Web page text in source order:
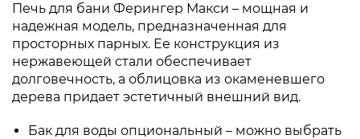
Печь для бани Ферингер Макси – мощная и
надежная модель, предназначенная для
просторных парных. Ее конструкция из
нержавеющей стали обеспечивает
долговечность, а облицовка из окаменевшего
дерева придает эстетичный внешний вид.
Бак для воды опциональный – можно выбрать